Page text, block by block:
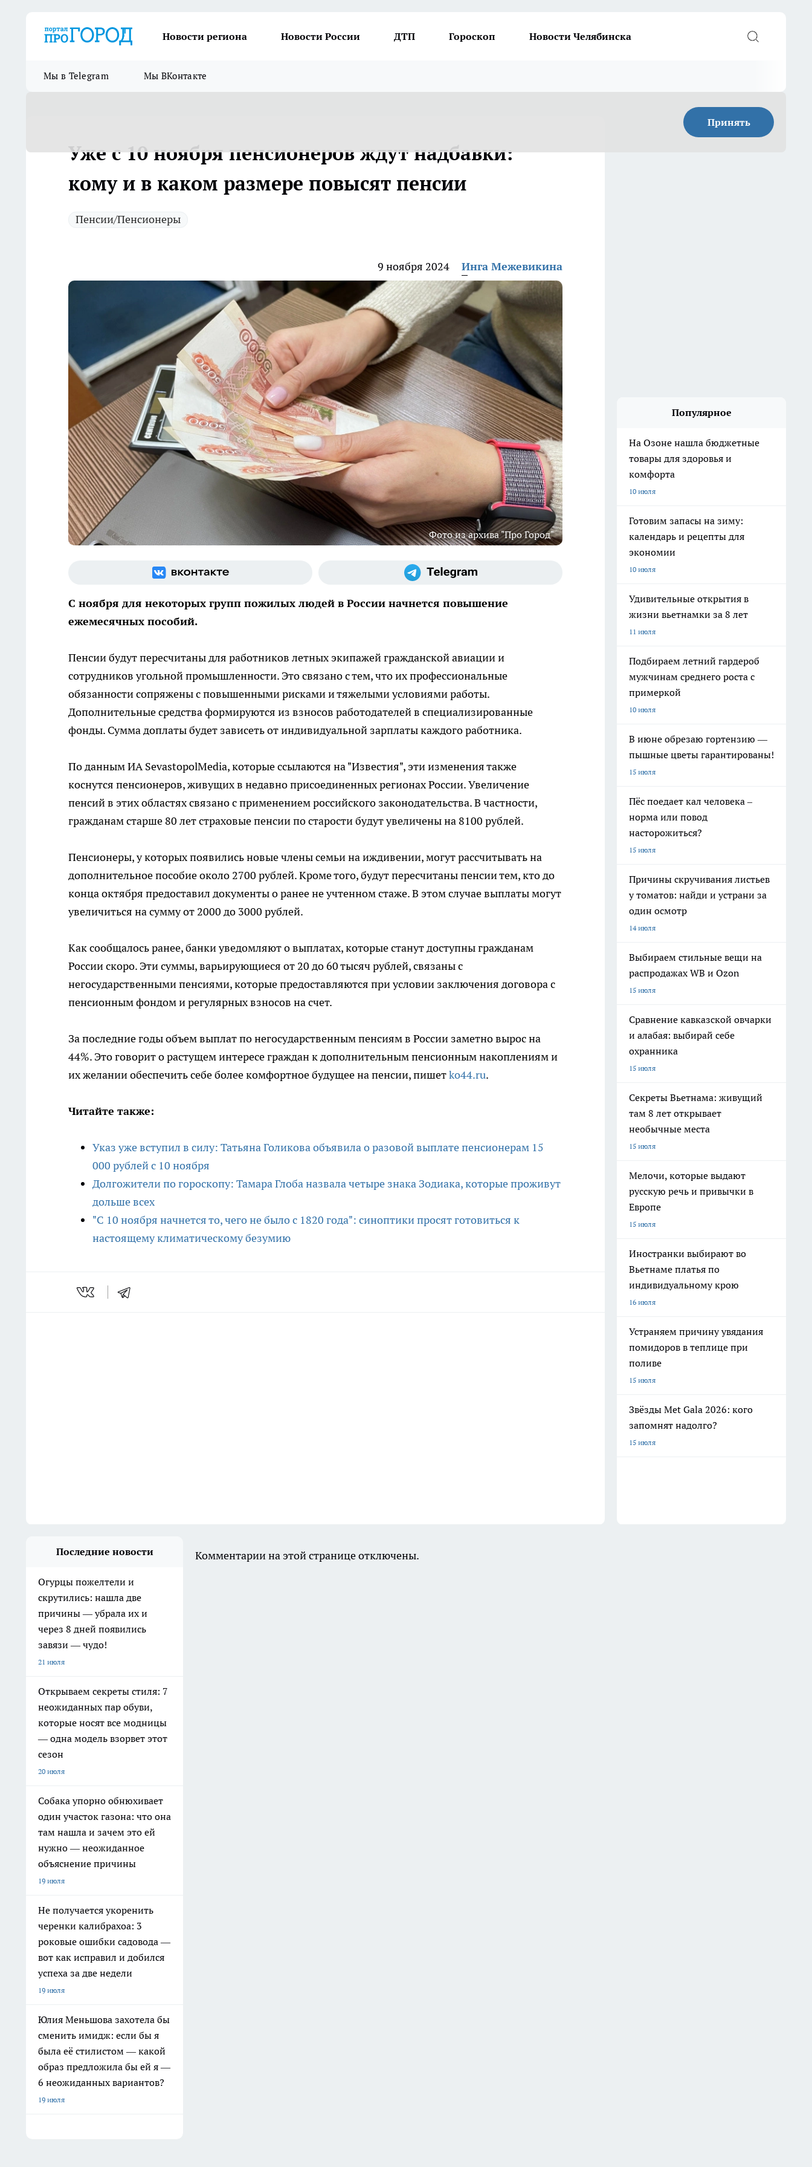
Новости региона Новости России ДТП Гороскоп Новости Челябинска
Мы в Telegram Мы ВКонтакте
Принять
Уже с 10 ноября пенсионеров ждут надбавки:
кому и в каком размере повысят пенсии
Пенсии/Пенсионеры
9 ноября 2024 Инга Межевикина
Фото из архива "Про Город"
С ноября для некоторых групп пожилых людей в России начнется повышение
ежемесячных пособий.
Пенсии будут пересчитаны для работников летных экипажей гражданской авиации и
сотрудников угольной промышленности. Это связано с тем, что их профессиональные
обязанности сопряжены с повышенными рисками и тяжелыми условиями работы.
Дополнительные средства формируются из взносов работодателей в специализированные
фонды. Сумма доплаты будет зависеть от индивидуальной зарплаты каждого работника.
По данным ИА SevastopolMedia, которые ссылаются на "Известия", эти изменения также
коснутся пенсионеров, живущих в недавно присоединенных регионах России. Увеличение
пенсий в этих областях связано с применением российского законодательства. В частности,
гражданам старше 80 лет страховые пенсии по старости будут увеличены на 8100 рублей.
Пенсионеры, у которых появились новые члены семьи на иждивении, могут рассчитывать на
дополнительное пособие около 2700 рублей. Кроме того, будут пересчитаны пенсии тем, кто до
конца октября предоставил документы о ранее не учтенном стаже. В этом случае выплаты могут
увеличиться на сумму от 2000 до 3000 рублей.
Как сообщалось ранее, банки уведомляют о выплатах, которые станут доступны гражданам
России скоро. Эти суммы, варьирующиеся от 20 до 60 тысяч рублей, связаны с
негосударственными пенсиями, которые предоставляются при условии заключения договора с
пенсионным фондом и регулярных взносов на счет.
За последние годы объем выплат по негосударственным пенсиям в России заметно вырос на
44%. Это говорит о растущем интересе граждан к дополнительным пенсионным накоплениям и
их желании обеспечить себе более комфортное будущее на пенсии, пишетko44.ru.
Читайте также:
Указ уже вступил в силу: Татьяна Голикова объявила о разовой выплате пенсионерам 15
000 рублей с 10 ноября
Долгожители по гороскопу: Тамара Глоба назвала четыре знака Зодиака, которые проживут
дольше всех
"С 10 ноября начнется то, чего не было с 1820 года": синоптики просят готовиться к
настоящему климатическому безумию
Популярное
На Озоне нашла бюджетные
товары для здоровья и
комфорта
10 июля
Готовим запасы на зиму:
календарь и рецепты для
экономии
10 июля
Удивительные открытия в
жизни вьетнамки за 8 лет
11 июля
Подбираем летний гардероб
мужчинам среднего роста с
примеркой
10 июля
В июне обрезаю гортензию —
пышные цветы гарантированы!
15 июля
Пёс поедает кал человека –
норма или повод
насторожиться?
15 июля
Причины скручивания листьев
у томатов: найди и устрани за
один осмотр
14 июля
Выбираем стильные вещи на
распродажах WB и Ozon
15 июля
Сравнение кавказской овчарки
и алабая: выбирай себе
охранника
15 июля
Секреты Вьетнама: живущий
там 8 лет открывает
необычные места
15 июля
Мелочи, которые выдают
русскую речь и привычки в
Европе
15 июля
Иностранки выбирают во
Вьетнаме платья по
индивидуальному крою
16 июля
Устраняем причину увядания
помидоров в теплице при
поливе
15 июля
Звёзды Met Gala 2026: кого
запомнят надолго?
15 июля
Последние новости
Огурцы пожелтели и
скрутились: нашла две
причины — убрала их и
через 8 дней появились
завязи — чудо!
21 июля
Открываем секреты стиля: 7
неожиданных пар обуви,
которые носят все модницы
— одна модель взорвет этот
сезон
20 июля
Собака упорно обнюхивает
один участок газона: что она
там нашла и зачем это ей
нужно — неожиданное
объяснение причины
19 июля
Не получается укоренить
черенки калибрахоа: 3
роковые ошибки садовода —
вот как исправил и добился
успеха за две недели
19 июля
Юлия Меньшова захотела бы
сменить имидж: если бы я
была её стилистом — какой
образ предложила бы ей я —
6 неожиданных вариантов?
19 июля
Комментарии на этой странице отключены.